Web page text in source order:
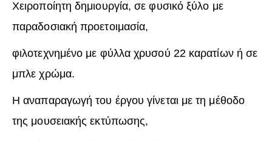
Χειροποίητη δημιουργία, σε φυσικό ξύλο με
παραδοσιακή προετοιμασία,
φιλοτεχνημένο με φύλλα χρυσού 22 καρατίων ή σε
μπλε χρώμα.
Η αναπαραγωγή του έργου γίνεται με τη μέθοδο
της μουσειακής εκτύπωσης,